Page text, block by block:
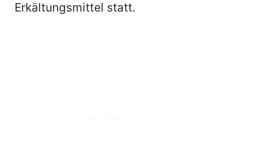
Erkältungsmittel statt.